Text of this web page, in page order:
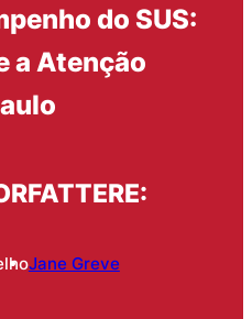
do SUS:
a Atenção
Jane Greve